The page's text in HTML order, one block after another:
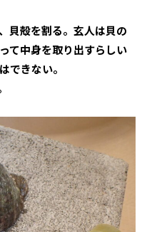
貝殻を割る。玄人は貝の
て中身を取り出すらしい
できない。